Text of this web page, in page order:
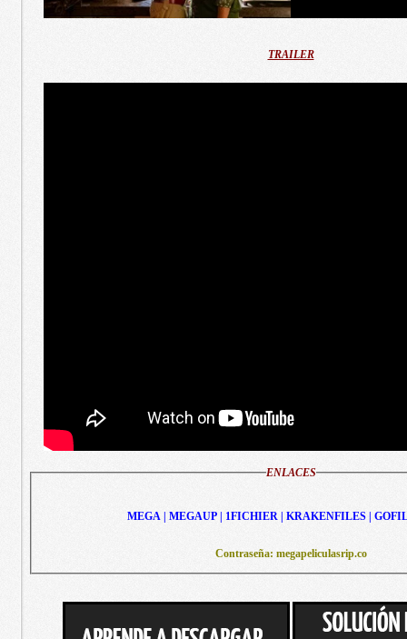
TRAILER
ENLACES
MEGA | MEGAUP | 1FICHIER | KRAKENFILES |
Contraseña: megapeliculasrip.co